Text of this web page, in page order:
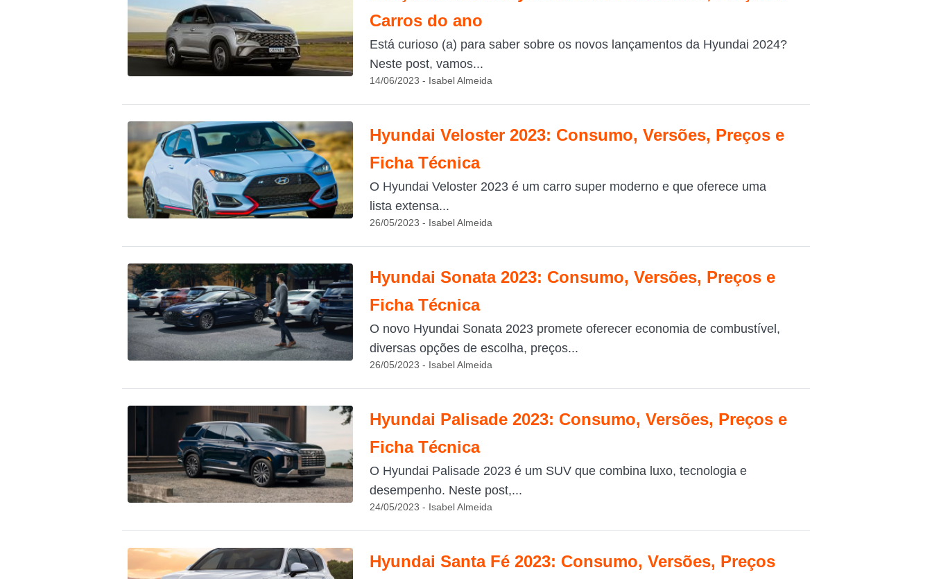
Carros do ano
Está curioso (a) para saber sobre os novos lançamentos da Hyundai 2024?
Neste post, vamos...
14/06/2023 - Isabel Almeida
Hyundai Veloster 2023: Consumo, Versões, Preços e
Ficha Técnica
O Hyundai Veloster 2023 é um carro super moderno e que oferece uma
lista extensa...
26/05/2023 - Isabel Almeida
Hyundai Sonata 2023: Consumo, Versões, Preços e
Ficha Técnica
O novo Hyundai Sonata 2023 promete oferecer economia de combustível,
diversas opções de escolha, preços...
26/05/2023 - Isabel Almeida
Hyundai Palisade 2023: Consumo, Versões, Preços e
Ficha Técnica
O Hyundai Palisade 2023 é um SUV que combina luxo, tecnologia e
desempenho. Neste post,...
24/05/2023 - Isabel Almeida
Hyundai Santa Fé 2023: Consumo, Versões, Preços